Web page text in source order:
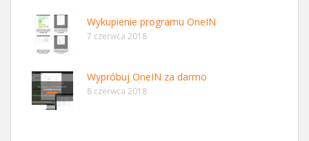
Wykupienie programu OneIN
7 czerwca 2018
Wypróbuj OneIN za darmo
8 czerwca 2018